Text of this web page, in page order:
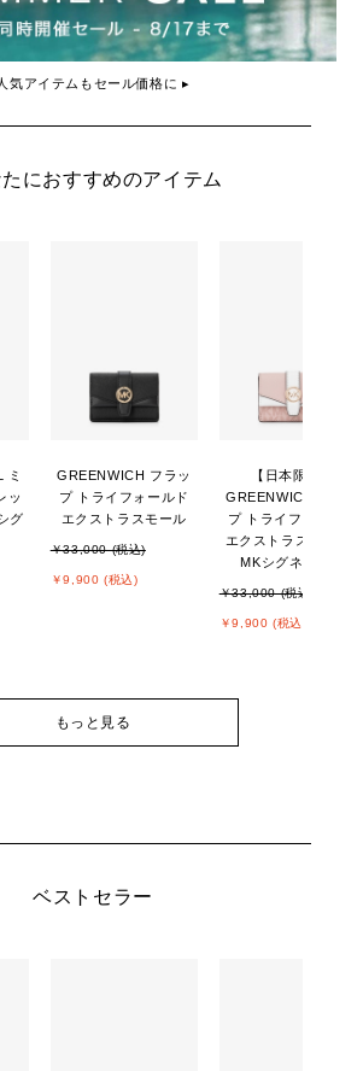
人気アイテムもセール価格に ▸
におすすめのアイテム
ミ
ッ
グ
GREENWICH フラッ
プ トライフォールド
エクストラスモール
￥33,000 (税込)
￥9,900 (税込)
【日本限定】
GREENWICH フラッ
プ トライフォールド
エクストラスモール -
MKシグネチャー
￥33,000 (税込)
￥9,900 (税込)
もっと見る
ベストセラー